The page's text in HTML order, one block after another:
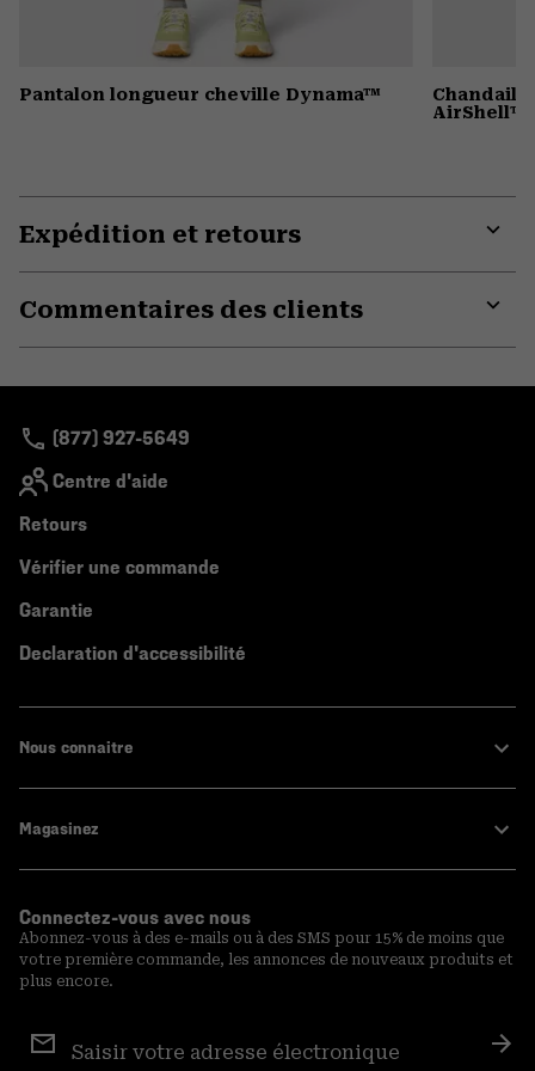
Pantalon longueur cheville Dynama™
Chandail
AirShell™
Expédition et retours
Commentaires des clients
(877) 927-5649
Centre d'aide
Retours
Vérifier une commande
Garantie
Declaration d'accessibilité
Nous connaitre
Magasinez
Connectez-vous avec nous
Abonnez-vous à des e-mails ou à des SMS pour 15% de moins que
votre première commande, les annonces de nouveaux produits et
plus encore.
aux